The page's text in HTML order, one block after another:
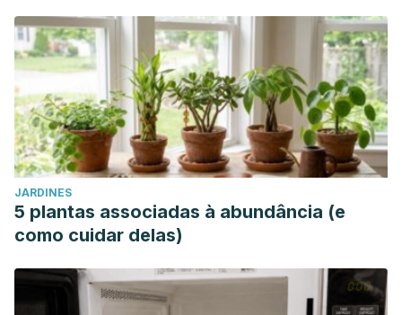
JARDINES
5 plantas associadas à abundância (e
como cuidar delas)